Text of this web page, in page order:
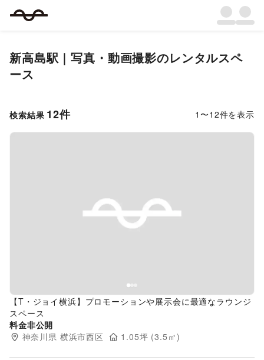
新高島駅｜写真・動画撮影のレンタルスペ
ース
検索結果 12件 1 〜12件を表示
Previous slide
【T・ジョイ横浜】プロモーションや展示会に最適なラウンジ
スペース
料金非公開
神奈川県 横浜市西区 1.05坪 (3.5 ㎡)